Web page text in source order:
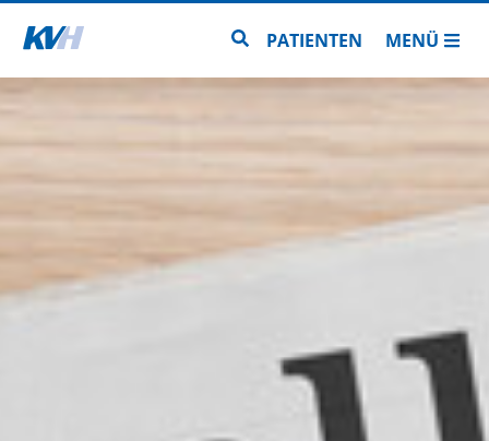
Zur Startseite Zur Seitensuche
PATIENTEN MENÜ